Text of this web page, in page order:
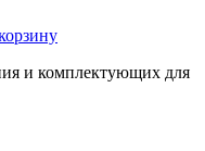
и комплектующих для